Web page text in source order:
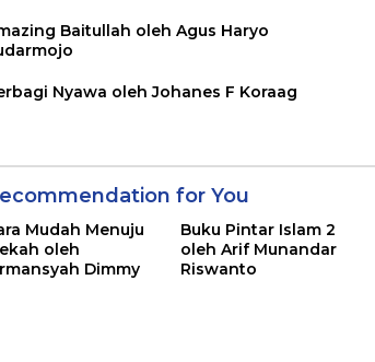
Baitullah oleh Agus Haryo
Nyawa oleh Johanes F Koraag
for You
Mudah Menuju
oleh
Dimmy
Buku Pintar Islam 2
oleh Arif Munandar
Riswanto